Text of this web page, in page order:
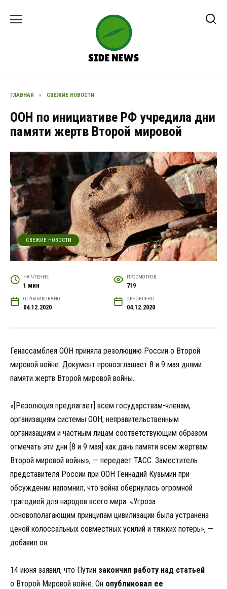
ГЛАВНАЯ » СВЕЖИЕ НОВОСТИ
ООН по инициативе РФ учредила дни
памяти жертв Второй мировой
СВЕЖИЕ НОВОСТИ
НА ЧТЕНИЕ
1 мин
ПРОСМОТРОВ
719
ОПУБЛИКОВАНО
04.12.2020
ОБНОВЛЕНО
04.12.2020
Генассамблея ООН приняла резолюцию России о Второй
мировой войне. Документ провозглашает 8 и 9 мая днями
памяти жертв Второй мировой войны.
«[Резолюция предлагает] всем государствам-членам,
организациям системы ООН, неправительственным
организациям и частным лицам соответствующим образом
отмечать эти дни [8 и 9 мая] как дань памяти всем жертвам
Второй мировой войны», — передает ТАСС. Заместитель
представителя России при ООН Геннадий Кузьмин при
обсуждении напомнил, что война обернулась огромной
трагедией для народов всего мира. «Угроза
основополагающим принципам цивилизации была устранена
ценой колоссальных совместных усилий и тяжких потерь», —
добавил он.
14 июня заявил, что Путин закончил работу над статьей
о Второй Мировой войне. Он опубликовал ее